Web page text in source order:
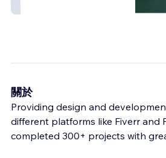
關於
Providing design and
different platforms like Fiverr and
completed 300+ projects with